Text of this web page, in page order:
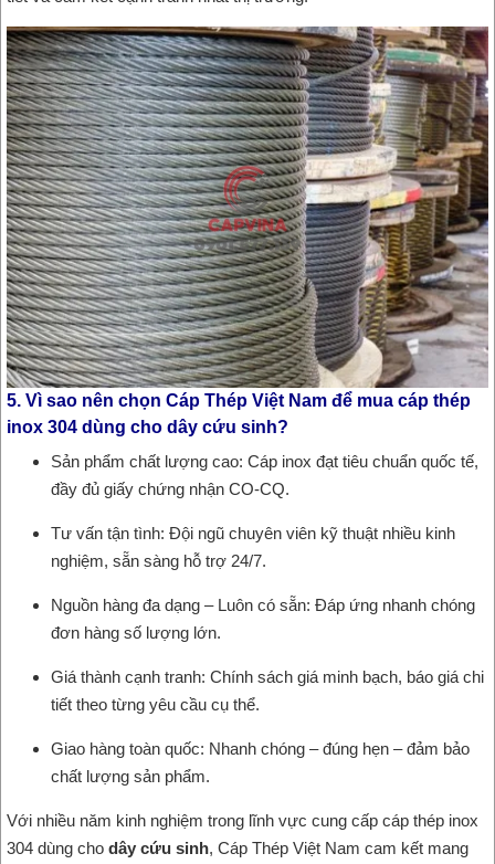
5. Vì sao nên chọn Cáp Thép Việt Nam để mua cáp thép
inox 304 dùng cho dây cứu sinh?
Sản phẩm chất lượng cao: Cáp inox đạt tiêu chuẩn quốc tế,
đầy đủ giấy chứng nhận CO-CQ.
Tư vấn tận tình: Đội ngũ chuyên viên kỹ thuật nhiều kinh
nghiệm, sẵn sàng hỗ trợ 24/7.
Nguồn hàng đa dạng – Luôn có sẵn: Đáp ứng nhanh chóng
đơn hàng số lượng lớn.
Giá thành cạnh tranh: Chính sách giá minh bạch, báo giá chi
tiết theo từng yêu cầu cụ thể.
Giao hàng toàn quốc: Nhanh chóng – đúng hẹn – đảm bảo
chất lượng sản phẩm.
Với nhiều năm kinh nghiệm trong lĩnh vực cung cấp cáp thép inox
304 dùng cho dây cứu sinh, Cáp Thép Việt Nam cam kết mang